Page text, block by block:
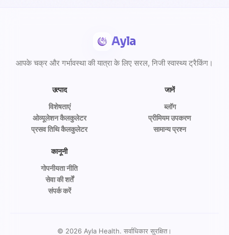
Ayla
आपके चक्र और गर्भावस्था की यात्रा के लिए सरल, निजी स्वास्थ्य ट्रैकिंग।
उत्पाद
विशेषताएं
ओव्यूलेशन कैलकुलेटर
प्रसव तिथि कैलकुलेटर
जानें
ब्लॉग
प्रीमियम उपकरण
सामान्य प्रश्न
कानूनी
गोपनीयता नीति
सेवा की शर्तें
संपर्क करें
© 2026 Ayla Health. सर्वाधिकार सुरक्षित।